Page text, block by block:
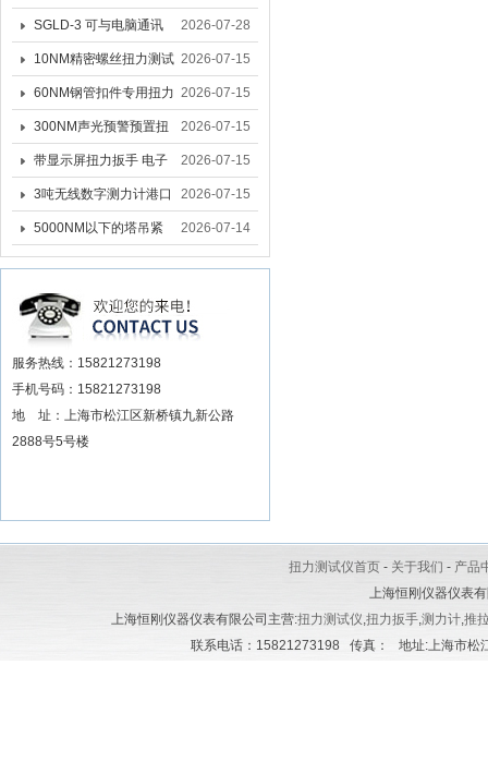
拉力计 SGSF-100外置
式测力计
SGLD-3 可与电脑通讯
的无线测力计 0.03-3T化
工行业用遥控式推拉力
计
2026-07-28
10NM精密螺丝扭力测试
专用扭矩扳手,产线质检
螺丝扭力专用扳手厂家
2026-07-15
60NM钢管扣件专用扭力
扳手 脚手架扭力检测扳
手 工地扣件扭矩扳手品
牌
2026-07-15
300NM声光预警预置扭
力扳手 工业紧固专用数
显扭力工具厂家
2026-07-15
带显示屏扭力扳手 电子
数显扭力扳手 20NM精
准可调力矩扳手品牌
2026-07-15
3吨无线数字测力计港口
吊装专用
2026-07-15
5000NM以下的塔吊紧
固大扭力电动扳手 塔机
安装电动扳手厂家
2026-07-14
服务热线：15821273198
手机号码：15821273198
地 址：上海市松江区新桥镇九新公路
2888号5号楼
扭力测试仪首页 - 关于我们 - 产品
上海恒刚仪器仪表
上海恒刚仪器仪表有限公司主营:扭力测试仪,扭力扳手,测力计,推
联系电话：15821273198 传真： 地址:上海市